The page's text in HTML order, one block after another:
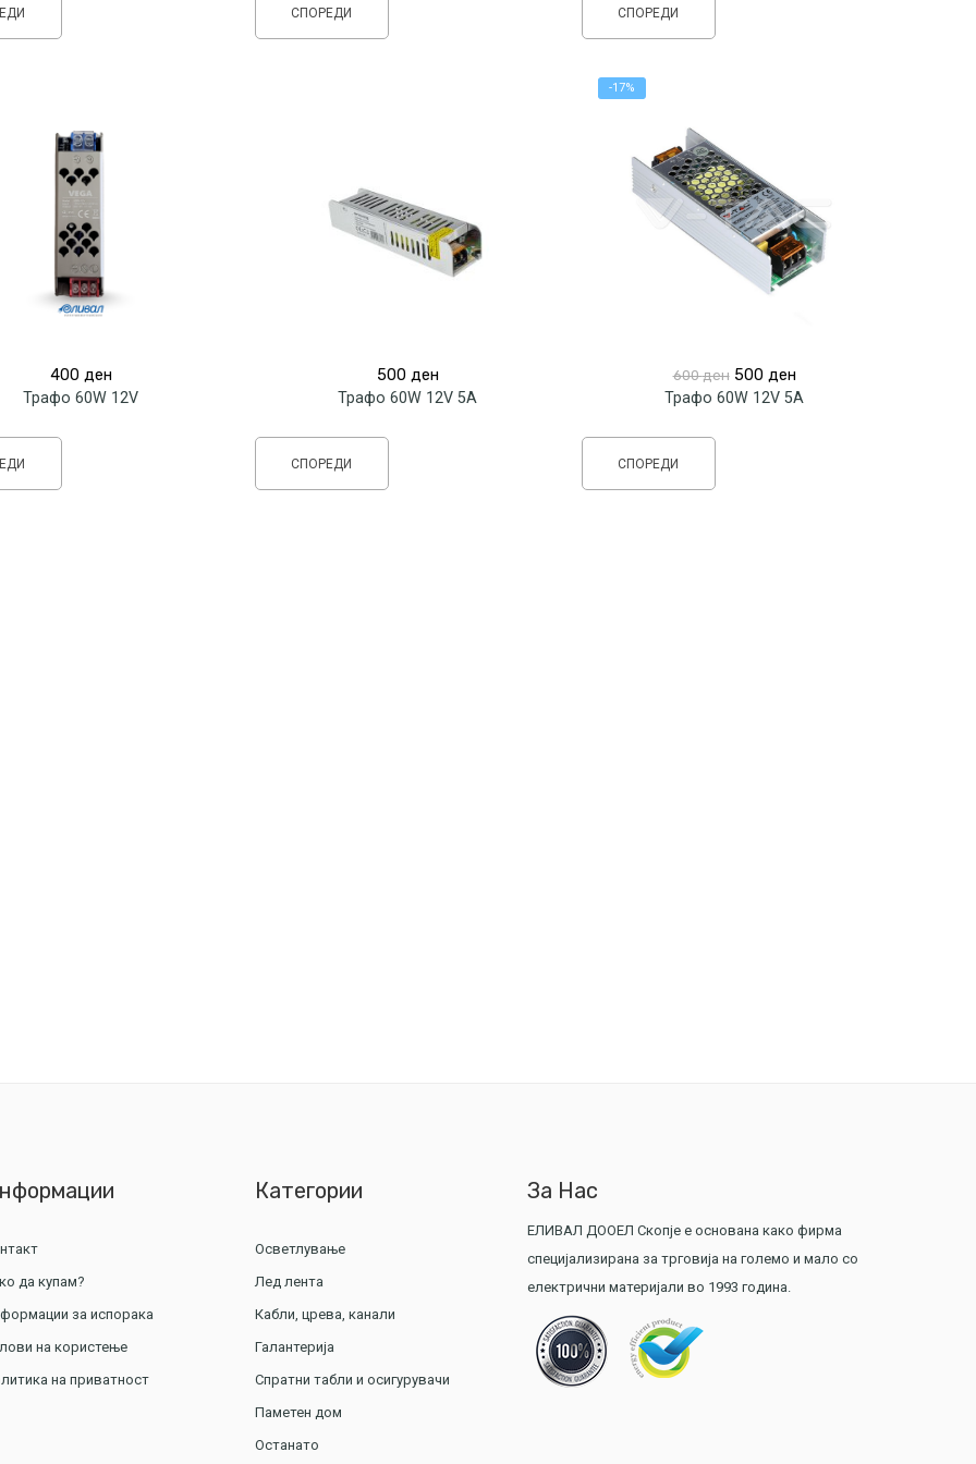
СПОРЕДИ СПОРЕДИ
400 ден
Трафо 60W 12V
500 ден
Трафо 60W 12V 5A
СПОРЕДИ
-17%
600ден Original
price
500 денCurrent
price
Трафо 60W 12V 5A
СПОРЕДИ
да купам?
за испорака
на користење
на приватност
Категории
Осветлување
Лед лента
Кабли, црева, канали
Галантерија
Спратни табли и осигурувачи
Паметен дом
Останато
За Нас
ЕЛИВАЛ ДООЕЛ Скопје е основана како фирма
специјализирана за трговија на големо и мало со
електрични материјали во 1993 година.